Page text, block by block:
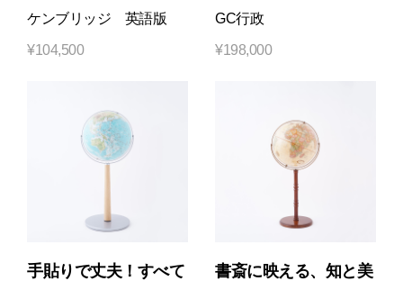
ケンブリッジ 英語版
¥104,500
GC行政
¥198,000
手貼りで丈夫！すべて
書斎に映える、知と美